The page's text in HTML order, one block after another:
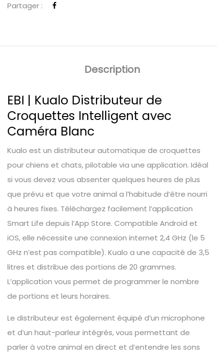
Partager :
Description
EBI | Kualo Distributeur de
Croquettes Intelligent avec
Caméra Blanc
Kualo est un distributeur automatique de croquettes
pour chiens et chats, pilotable via une application. Idéal
si vous devez vous absenter quelques heures de plus
que prévu et que votre animal a l’habitude d’être nourri
à heures fixes. Téléchargez facilement l’application
Smart Life depuis l’App Store. Compatible Android et
iOS, elle nécessite une connexion internet 2,4 GHz (le 5
GHz n’est pas compatible). Kualo a une capacité de 3,5
litres et distribue des portions de 20 grammes.
L’application vous permet de programmer le nombre
de portions et leurs horaires.
Le distributeur est également équipé d’un microphone
et d’un haut-parleur intégrés, vous permettant de
parler à votre animal en direct et d’entendre les sons